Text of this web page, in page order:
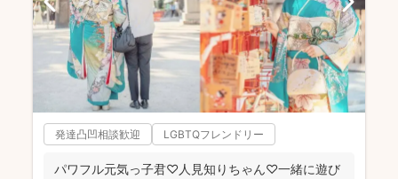
発達凸凹相談歓迎 LGBTQフレンドリー
パワフル元気っ子君♡人見知りちゃん♡一緒に遊び